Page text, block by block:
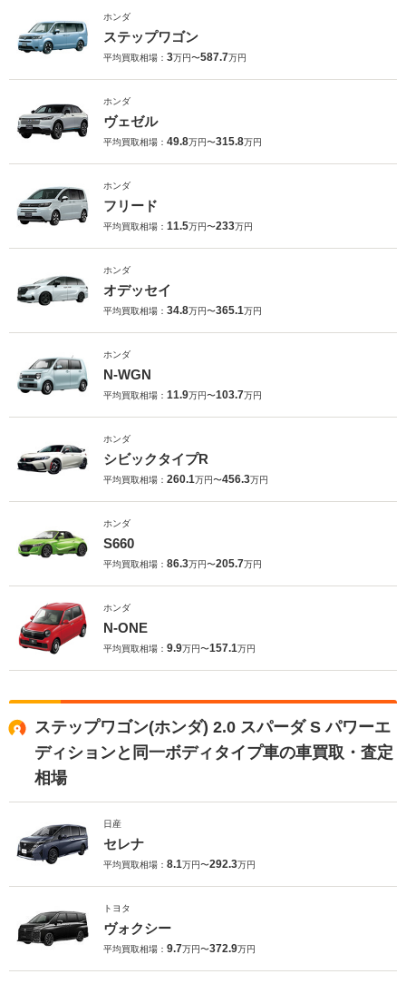
ホンダ
ステップワゴン
平均買取相場： 3万円〜587.7万円
ホンダ
ヴェゼル
平均買取相場： 49.8万円〜315.8万円
ホンダ
フリード
平均買取相場： 11.5万円〜233万円
ホンダ
オデッセイ
平均買取相場： 34.8万円〜365.1万円
ホンダ
N-WGN
平均買取相場： 11.9万円〜103.7万円
ホンダ
シビックタイプR
平均買取相場： 260.1万円〜456.3万円
ホンダ
S660
平均買取相場： 86.3万円〜205.7万円
ホンダ
N-ONE
平均買取相場： 9.9万円〜157.1万円
ステップワゴン(ホンダ) 2.0 スパーダ S パワーエ
ディションと同一ボディタイプ車の車買取・査定
相場
日産
セレナ
平均買取相場： 8.1万円〜292.3万円
トヨタ
ヴォクシー
平均買取相場： 9.7万円〜372.9万円